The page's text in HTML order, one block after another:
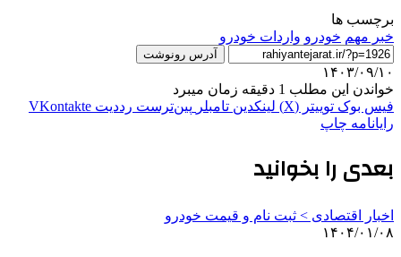
برچسب ها
خبر مهم خودرو واردات خودرو
آدرس رونوشت
۱۴۰۳/۰۹/۱۰
خواندن این مطلب 1 دقیقه زمان میبرد
فیس بوک توییتر (X) لینکدین ‫تامبلر ‫پین‌ترست ‫رددیت ‫VKontakte
رایانامه چاپ
بعدی را بخوانید
اخبار اقتصادی > ثبت نام و قیمت خودرو
۱۴۰۴/۰۱/۰۸